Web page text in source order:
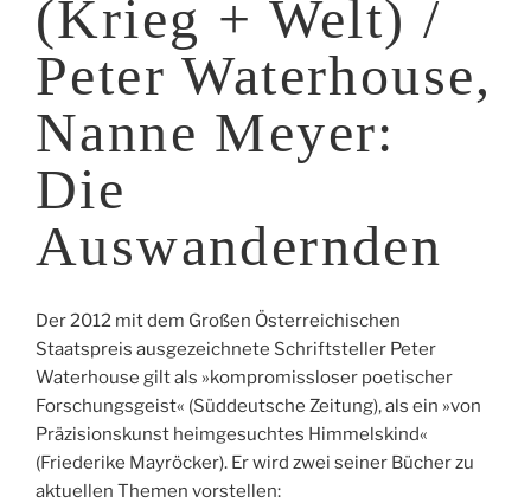
(Krieg + Welt) /
Peter Waterhouse,
Nanne Meyer:
Die
Auswandernden
Der 2012 mit dem Großen Österreichischen
Staatspreis ausgezeichnete Schriftsteller Peter
Waterhouse gilt als »kompromissloser poetischer
Forschungsgeist« (Süddeutsche Zeitung), als ein »von
Präzisionskunst heimgesuchtes Himmelskind«
(Friederike Mayröcker). Er wird zwei seiner Bücher zu
aktuellen Themen vorstellen: